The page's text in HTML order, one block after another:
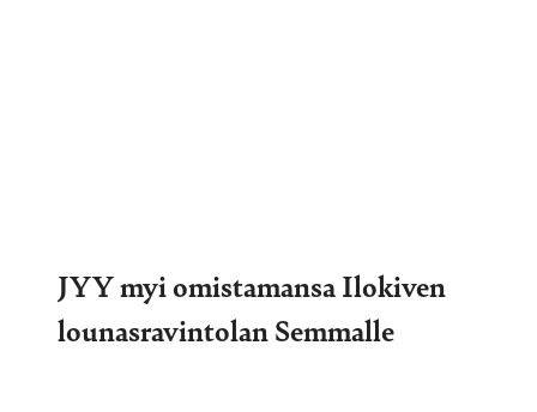
JYY myi omistamansa Ilokiven
lounasravintolan Semmalle